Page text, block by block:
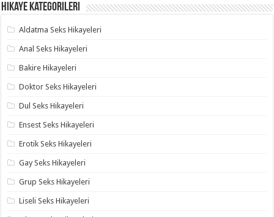
Hikaye Kategorileri
Aldatma Seks Hikayeleri
Anal Seks Hikayeleri
Bakire Hikayeleri
Doktor Seks Hikayeleri
Dul Seks Hikayeleri
Ensest Seks Hikayeleri
Erotik Seks Hikayeleri
Gay Seks Hikayeleri
Grup Seks Hikayeleri
Liseli Seks Hikayeleri